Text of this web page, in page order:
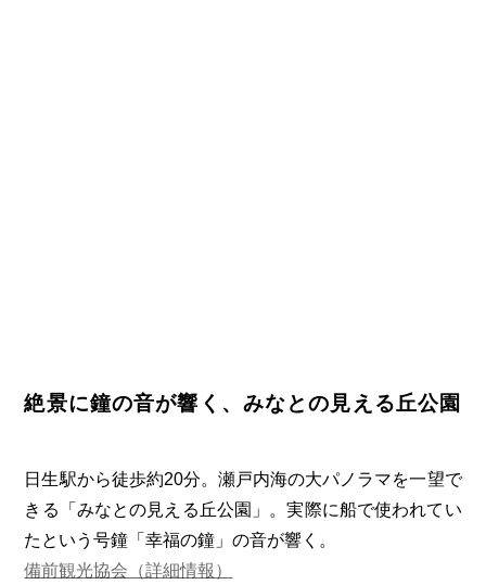
絶景に鐘の音が響く、みなとの見える丘公園
日生駅から徒歩約20分。瀬戸内海の大パノラマを一望で
きる「みなとの見える丘公園」。実際に船で使われてい
たという号鐘「幸福の鐘」の音が響く。
備前観光協会（詳細情報）